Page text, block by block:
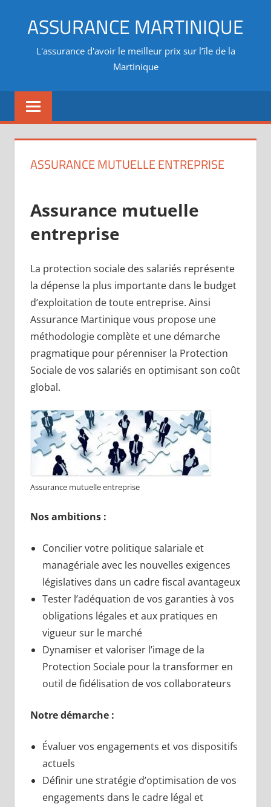
ASSURANCE MARTINIQUE
L'assurance d'avoir le meilleur prix sur l’île de la
Martinique
ASSURANCE MUTUELLE ENTREPRISE
Assurance mutuelle
entreprise
La protection sociale des salariés représente
la dépense la plus importante dans le budget
d’exploitation de toute entreprise. Ainsi
Assurance Martinique vous propose une
méthodologie complète et une démarche
pragmatique pour pérenniser la Protection
Sociale de vos salariés en optimisant son coût
global.
Assurance mutuelle entreprise
Nos ambitions :
Concilier votre politique salariale et
managériale avec les nouvelles exigences
législatives dans un cadre fiscal avantageux
Tester l’adéquation de vos garanties à vos
obligations légales et aux pratiques en
vigueur sur le marché
Dynamiser et valoriser l’image de la
Protection Sociale pour la transformer en
outil de fidélisation de vos collaborateurs
Notre démarche :
Évaluer vos engagements et vos dispositifs
actuels
Définir une stratégie d’optimisation de vos
engagements dans le cadre légal et